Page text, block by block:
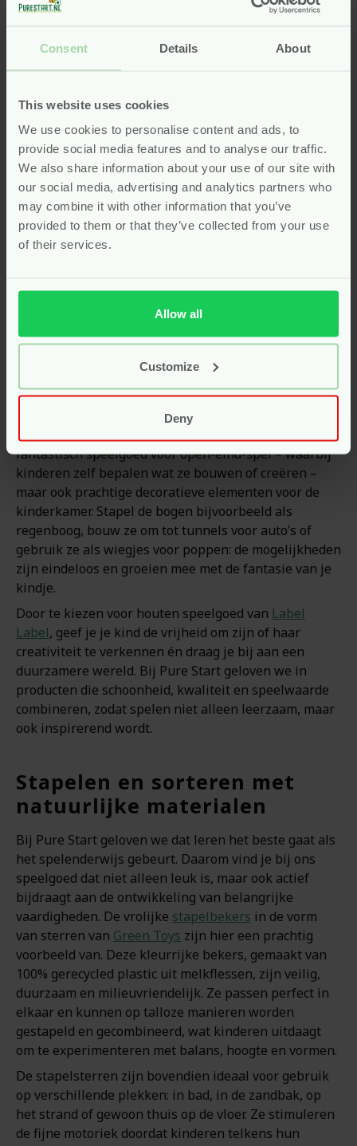
Consent Details About
This website uses cookies
We use cookies to personalise content and ads, to
provide social media features and to analyse our traffic.
We also share information about your use of our site with
our social media, advertising and analytics partners who
may combine it with other information that you’ve
provided to them or that they’ve collected from your use
of their services.
Allow all
Customize
Deny
Een echte blikvanger binnen ons assortiment is d
blauwewolk. Deze prachtige stapelpuzzel,
om eindeloos te bouwen, balanceren en combineren.
manieren worden gestapeld of naast elkaar worden
gelegd, waardoor je kindje telkens nieuwe structuren
en vormen kan ontdekken. Dit stimuleert niet alleen
de fijne motoriek, maar ook het ruimtelijk inzicht en
de creatieve denkvaardigheid.
Voor wie liever kiest voor een warmere uitstraling is
roze- en natuurtinten een rustgevende sfeer uit en is
net als zijn blauwe tegenhanger gemaakt van
duurzaam, gecertificeerd hout. De afwerking met
het speelgoed veilig is voor kleine handjes én
mondjes.
Wat deze houten regenbogen extra bijzonder maakt,
is hun multifunctionaliteit. Ze zijn niet alleen
fantastisch speelgoed voor open-eind-spel – waarbij
kinderen zelf bepalen wat ze bouwen of creëren –
maar ook prachtige decoratieve elementen voor de
kinderkamer. Stapel de bogen bijvoorbeeld als
regenboog, bouw ze om tot tunnels voor auto’s of
gebruik ze als wiegjes voor poppen: de mogelijkheden
zijn eindeloos en groeien mee met de fantasie van je
kindje.
Door te kiezen voor houten speelgoed van Label
Label, geef je je kind de vrijheid om zijn of haar
creativiteit te verkennen én draag je bij aan een
duurzamere wereld. Bij Pure Start geloven we in
producten die schoonheid, kwaliteit en speelwaarde
combineren, zodat spelen niet alleen leerzaam, maar
ook inspirerend wordt.
Stapelen en sorteren met
natuurlijke materialen
Bij Pure Start geloven we dat leren het beste gaat als
het spelenderwijs gebeurt. Daarom vind je bij ons
speelgoed dat niet alleen leuk is, maar ook actief
bijdraagt aan de ontwikkeling van belangrijke
vaardigheden. De vrolijke stapelbekers in de vorm
van sterren van Green Toys zijn hier een prachtig
voorbeeld van. Deze kleurrijke bekers, gemaakt van
100% gerecycled plastic uit melkflessen, zijn veilig,
duurzaam en milieuvriendelijk. Ze passen perfect in
elkaar en kunnen op talloze manieren worden
gestapeld en gecombineerd, wat kinderen uitdaagt
om te experimenteren met balans, hoogte en vormen.
De stapelsterren zijn bovendien ideaal voor gebruik
op verschillende plekken: in bad, in de zandbak, op
het strand of gewoon thuis op de vloer. Ze stimuleren
de fijne motoriek doordat kinderen telkens hun